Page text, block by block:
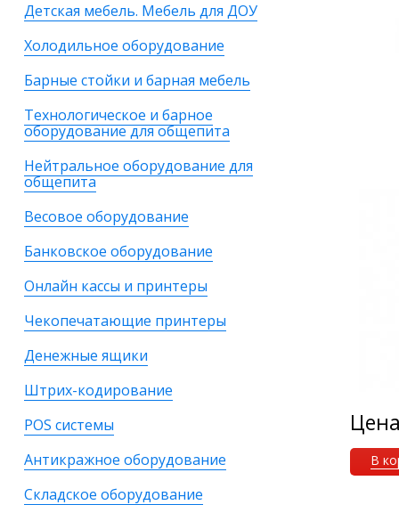
Детская мебель. Мебель для ДОУ
Холодильное оборудование
Барные стойки и барная мебель
Технологическое и барное
оборудование для общепита
Нейтральное оборудование для
общепита
Весовое оборудование
Банковское оборудование
Онлайн кассы и принтеры
Чекопечатающие принтеры
Денежные ящики
Штрих-кодирование
POS системы
Антикражное оборудование
Складское оборудование
В